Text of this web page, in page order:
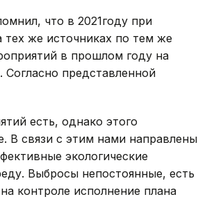
что в 2021году при
же источниках по тем же
в прошлом году на
представленной
есть, однако этого
В связи с этим нами направлены
экологические
Выбросы непостоянные, есть
контроле исполнение плана